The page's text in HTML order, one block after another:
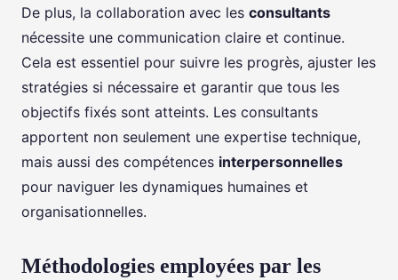
De plus, la collaboration avec les consultants
nécessite une communication claire et continue.
Cela est essentiel pour suivre les progrès, ajuster les
stratégies si nécessaire et garantir que tous les
objectifs fixés sont atteints. Les consultants
apportent non seulement une expertise technique,
mais aussi des compétences interpersonnelles
pour naviguer les dynamiques humaines et
organisationnelles.
Méthodologies employées par les